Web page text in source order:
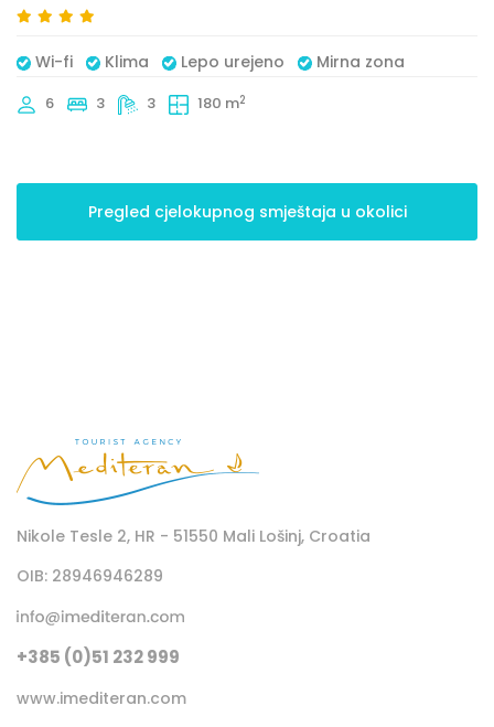
Wi-fi Klima Lepo urejeno Mirna zona
6 3 3 180 m2
Pregled cjelokupnog smještaja u okolici
Nikole Tesle 2, HR - 51550 Mali Lošinj, Croatia
OIB: 28946946289
+385 (0)51 232 999
www.imediteran.com